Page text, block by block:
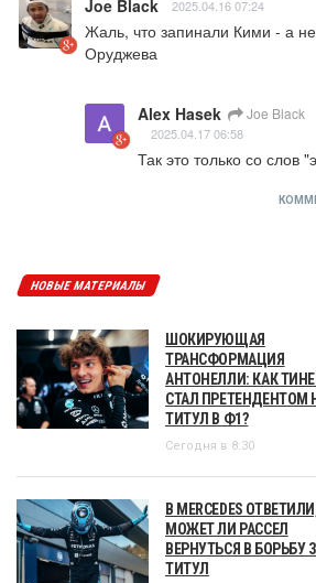
Joe Black 2025.04.16 07:24
Жаль, что запинали Кими - а не
Оруджева
Alex Hasek Joe Black
2025.04.17 06:58
Так это только со слов
НОВЫЕ МАТЕРИАЛЫ
ШОКИРУЮЩАЯ
ТРАНСФОРМАЦИЯ
АНТОНЕЛЛИ: КАК
СТАЛ ПРЕТЕНДЕНТОМ
ТИТУЛ В Ф1?
Сегодня в 8:30
В MERCEDES
МОЖЕТ ЛИ РАССЕЛ
ВЕРНУТЬСЯ В БОРЬБУ
ТИТУЛ